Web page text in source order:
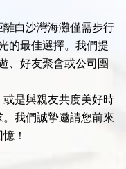
白沙灣海灘僅需步行
的最佳選擇。我們提
、好友聚會或公司團
是與親友共度美好時
我們誠摯邀請您前來
！